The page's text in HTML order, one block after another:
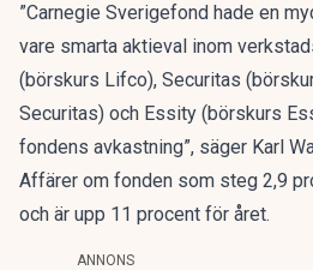
”Carnegie Sverigefond hade en
vare smarta aktieval inom
(börskurs Lifco), Securitas
Securitas) och Essity (börskurs
fondens avkastning”, säger Karl
Affärer om fonden som steg 2,9
och är upp 11 procent för året.
ANNONS